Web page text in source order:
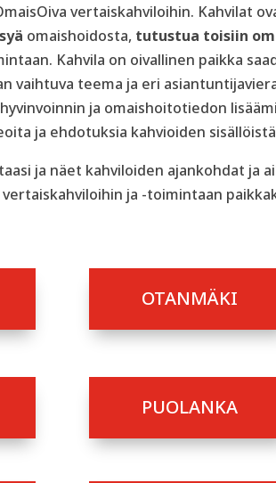
vertaiskahviloihin. Kahvilat
omaishoidosta, tutustua toisiin
Kahvila on oivallinen paikka
vaihtuva teema ja eri
ja omaishoitotiedon
ja ehdotuksia kahvioiden
ja näet kahviloiden ajankohdat ja
ja -toimintaan
OTANMÄKI
PUOLANKA